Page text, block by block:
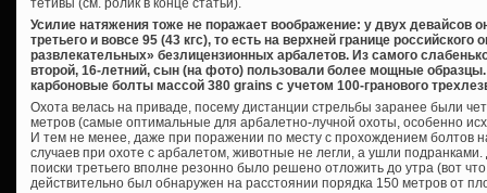
тетивы (см. ролик в конце статьи).
Усилие натяжения тоже не поражает воображение: у двух девайсов
третьего и вовсе 95 (43 кгс), то есть на верхней границе российского
развлекательных» безлицензионных арбалетов. Из самого
второй, 16-летний, сын (на фото) пользовали более мощные
карбоновые болты массой 380 grains с учетом 100-гранового
Охота велась на приваде, посему дистанции стрельбы заранее были
метров (самые оптимальные для арбалетно-лучной охоты, особенно
И тем не менее, даже при поражении по месту с прохождением болтов
случаев при охоте с арбалетом, животные не легли, а ушли
поиски третьего вполне резонно было решено отложить до утра (вот
действительно был обнаружен на расстоянии порядка 150 метров от